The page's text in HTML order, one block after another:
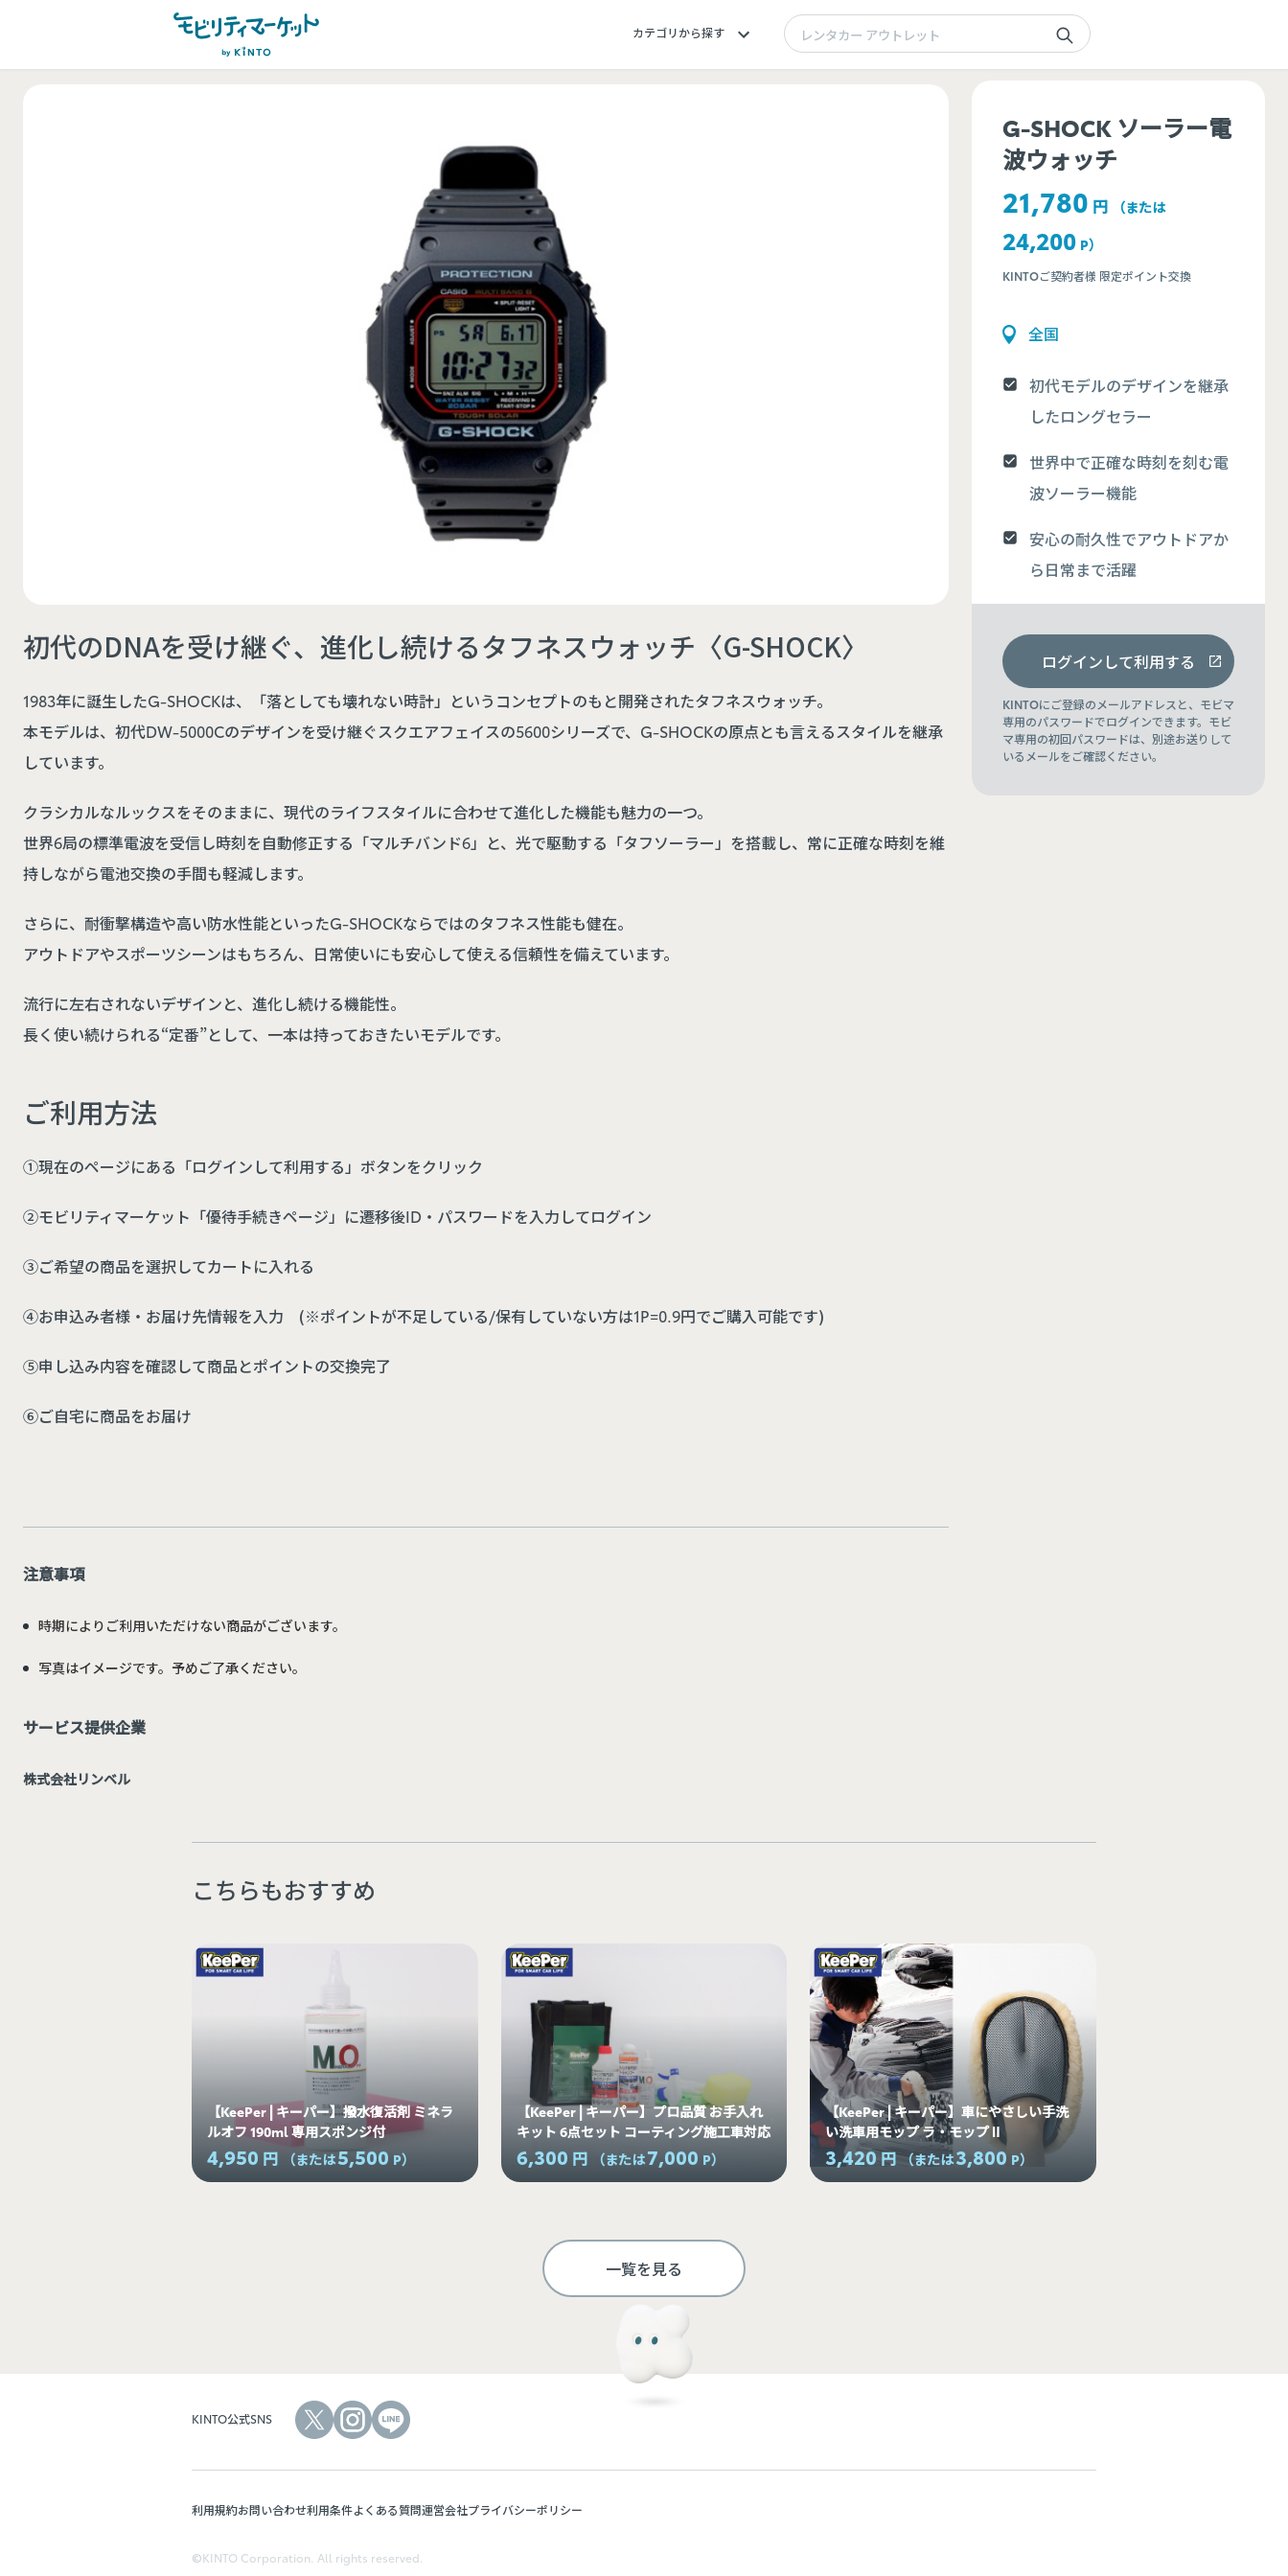
カテゴリから探す
初代のDNAを受け継ぐ、進化し続けるタフネスウォッチ〈G-SHOCK〉
1983年に誕生したG-SHOCKは、「落としても壊れない時計」というコンセプトのもと開発されたタフネスウォッチ。
本モデルは、初代DW-5000Cのデザインを受け継ぐスクエアフェイスの5600シリーズで、G-SHOCKの原点とも言えるスタイルを継承
しています。
クラシカルなルックスをそのままに、現代のライフスタイルに合わせて進化した機能も魅力の一つ。
世界6局の標準電波を受信し時刻を自動修正する「マルチバンド6」と、光で駆動する「タフソーラー」を搭載し、常に正確な時刻を維
持しながら電池交換の手間も軽減します。
さらに、耐衝撃構造や高い防水性能といったG-SHOCKならではのタフネス性能も健在。
アウトドアやスポーツシーンはもちろん、日常使いにも安心して使える信頼性を備えています。
流行に左右されないデザインと、進化し続ける機能性。
長く使い続けられる“定番”として、一本は持っておきたいモデルです。
ご利用方法
①現在のページにある「ログインして利用する」ボタンをクリック
②モビリティマーケット「優待手続きページ」に遷移後ID・パスワードを入力してログイン
③ご希望の商品を選択してカートに入れる
④お申込み者様・お届け先情報を入力 (※ポイントが不足している/保有していない方は1P=0.9円でご購入可能です)
⑤申し込み内容を確認して商品とポイントの交換完了
⑥ご自宅に商品をお届け
注意事項
時期によりご利用いただけない商品がございます。
写真はイメージです。予めご了承ください。
サービス提供企業
株式会社リンベル
G-SHOCK ソーラー電
波ウォッチ
21,780 円 （または
24,200 P）
KINTOご契約者様 限定ポイント交換
全国
初代モデルのデザインを継承
したロングセラー
世界中で正確な時刻を刻む電
波ソーラー機能
安心の耐久性でアウトドアか
ら日常まで活躍
ログインして利用する
KINTOにご登録のメールアドレスと、モビマ
専用のパスワードでログインできます。モビ
マ専用の初回パスワードは、別途お送りして
いるメールをご確認ください。
こちらもおすすめ
【KeePer | キーパー】撥水復活剤 ミネラ
ルオフ 190ml 専用スポンジ付
4,950 円 （または5,500 P）
【KeePer | キーパー】プロ品質 お手入れ
キット 6点セット コーティング施工車対応
6,300 円 （または7,000 P）
【KeePer | キーパー】車にやさしい手洗
い洗車用モップ ラ・モップⅡ
3,420円 （または3,800 P）
一覧を見る
KINTO公式SNS
利用規約お問い合わせ利用条件よくある質問運営会社プライバシーポリシー
©KINTO Corporation. All rights reserved.